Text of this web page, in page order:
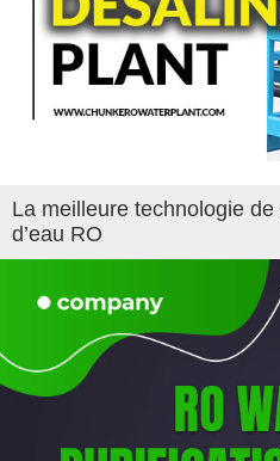
La meilleure technologie
d’eau RO